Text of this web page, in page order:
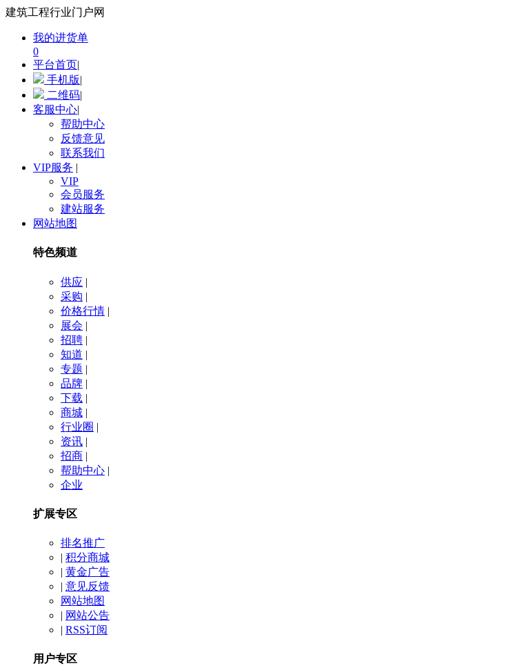
建筑工程行业门户网
我的进货单
0
平台首页|
手机版|
二维码|
客服中心|
帮助中心
反馈意见
联系我们
VIP服务 |
VIP
会员服务
建站服务
网站地图
特色频道
供应 |
采购 |
价格行情 |
展会 |
招聘 |
知道 |
专题 |
品牌 |
下载 |
商城 |
行业圈 |
资讯 |
招商 |
帮助中心 |
企业
扩展专区
排名推广
| 积分商城
| 黄金广告
| 意见反馈
网站地图
| 网站公告
| RSS订阅
用户专区